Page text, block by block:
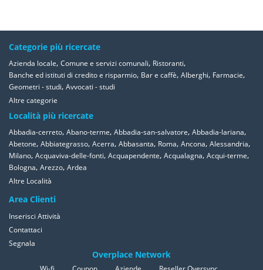
Categorie più ricercate
Azienda locale, Comune e servizi comunali, Ristoranti,
Banche ed istituti di credito e risparmio, Bar e caffè, Alberghi, Farmacie,
Geometri - studi, Avvocati - studi
Altre categorie
Località più ricercate
Abbadia-cerreto, Abano-terme, Abbadia-san-salvatore, Abbadia-lariana,
Abetone, Abbiategrasso, Acerra, Abbasanta, Roma, Ancona, Alessandria,
Milano, Acquaviva-delle-fonti, Acquapendente, Acqualagna, Acqui-terme,
Bologna, Arezzo, Ardea
Altre Località
Area Clienti
Inserisci Attività
Contattaci
Segnala
Overplace Network